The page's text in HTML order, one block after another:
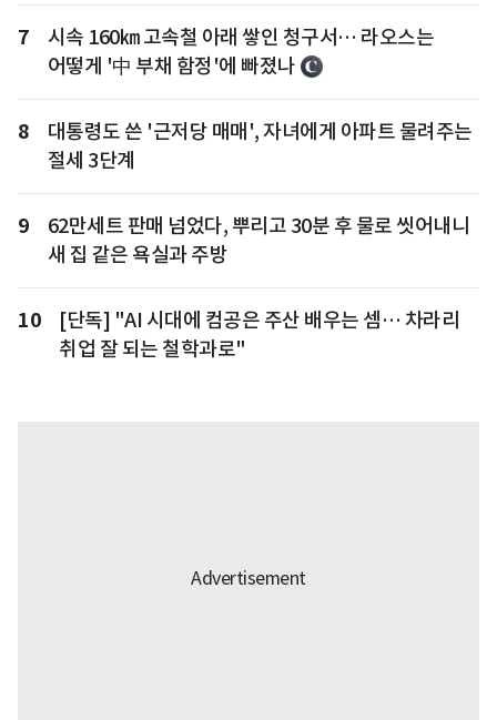
7
시속 160㎞ 고속철 아래 쌓인 청구서… 라오스는
어떻게 '中 부채 함정'에 빠졌나
8
대통령도 쓴 '근저당 매매', 자녀에게 아파트 물려주는
절세 3단계
9
62만세트 판매 넘었다, 뿌리고 30분 후 물로 씻어내니
새 집 같은 욕실과 주방
10
[단독] "AI 시대에 컴공은 주산 배우는 셈… 차라리
취업 잘 되는 철학과로"